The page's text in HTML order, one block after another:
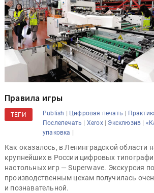
Правила игры
ТЕГИ Publish | Цифровая печать |
Послепечать | Xerox| Эксклюзив |
упаковка |
Как оказалось, в Ленинградской области
крупнейших в России цифровых
настольных игр — Superwave. Экскурсия
производственным цехам получилась
и познавательной.